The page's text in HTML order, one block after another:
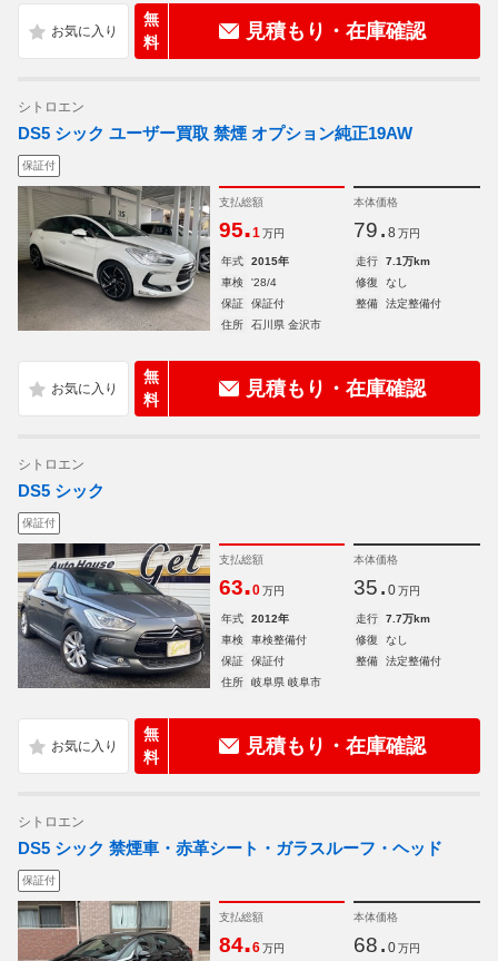
無
料
見積もり・在庫確認
シトロエン
DS5 シック ユーザー買取 禁煙 オプション純正19AW
保証付
支払総額
95.1 万円
本体価格
79. 8 万円
年式 2015年 走行
7.1万km
車検
'28/4 修復
なし
保証
保証付 整備
法定整備付
住所
石川県 金沢市
無
料
見積もり・在庫確認
シトロエン
DS5 シック
保証付
支払総額
63.0 万円
本体価格
35. 0 万円
年式 2012年 走行
7.7万km
車検
車検整備付 修復
なし
保証
保証付 整備
法定整備付
住所
岐阜県 岐阜市
無
料
見積もり・在庫確認
シトロエン
DS5 シック 禁煙車・赤革シート・ガラスルーフ・ヘッド
保証付
支払総額
84.6 万円
本体価格
68. 0 万円